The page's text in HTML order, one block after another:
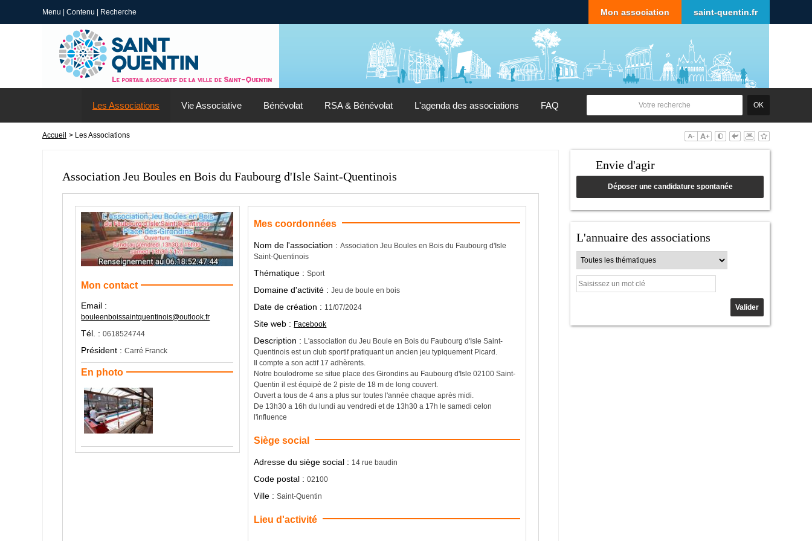
Menu Contenu Recherche saint-quentin.fr
Mon association
Les Associations Vie Associative Bénévolat RSA & Bénévolat L'agenda des associations FAQ
Accueil > Les Associations
Association Jeu Boules en Bois du Faubourg d'Isle Saint-Quentinois
Mon contact
Email :
bouleenboissaintquentinois@outlook.fr
Tél. :0618524744
Président :Carré Franck
En photo
Mes coordonnées
Nom de l'association :Association Jeu Boules en Bois du Faubourg d'Isle
Saint-Quentinois
Thématique :Sport
Domaine d'activité :Jeu de boule en bois
Date de création : 11/07/2024
Site web : Facebook
Description : L'association du Jeu Boule en Bois du Faubourg d'Isle Saint-
Quentinois est un club sportif pratiquant un ancien jeu typiquement Picard.
Il compte a son actif 17 adhèrents.
Notre boulodrome se situe place des Girondins au Faubourg d'Isle 02100 Saint-
Quentin il est équipé de 2 piste de 18 m de long couvert.
Ouvert a tous de 4 ans a plus sur toutes l'année chaque après midi.
De 13h30 a 16h du lundi au vendredi et de 13h30 a 17h le samedi celon
l'influence
Siège social
Adresse du siège social : 14 rue baudin
Code postal :02100
Ville :Saint-Quentin
Lieu d'activité
Envie d'agir
Déposer une candidature spontanée
L'annuaire des associations